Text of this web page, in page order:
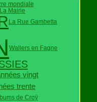
mondiale
La Mairie
La Rue Gambetta
Wallers en Fagne
vingt
trente
de Croÿ